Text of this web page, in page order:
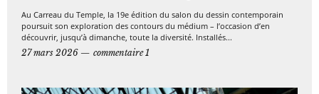
Au Carreau du Temple, la 19e édition du salon du dessin contemporain
poursuit son exploration des contours du médium – l’occasion d’en
découvrir, jusqu’à dimanche, toute la diversité. Installés...
27 mars 2026
commentaire 1